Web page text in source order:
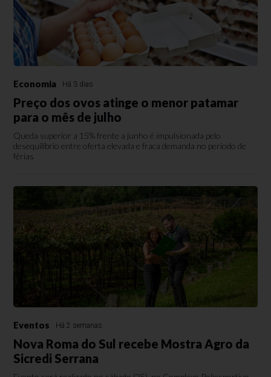
Economia Há 3 dias
Preço dos ovos atinge o menor patamar
para o mês de julho
Queda superior a 15% frente a junho é impulsionada pelo
desequilíbrio entre oferta elevada e fraca demanda no período de
férias
Eventos Há 2 semanas
Nova Roma do Sul recebe Mostra Agro da
Sicredi Serrana